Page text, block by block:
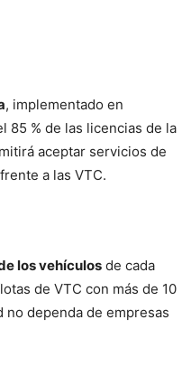
, implementado en
85 % de las licencias de la
aceptar servicios de
a las VTC.
los vehículos de cada
de VTC con más de 10
no dependa de empresas